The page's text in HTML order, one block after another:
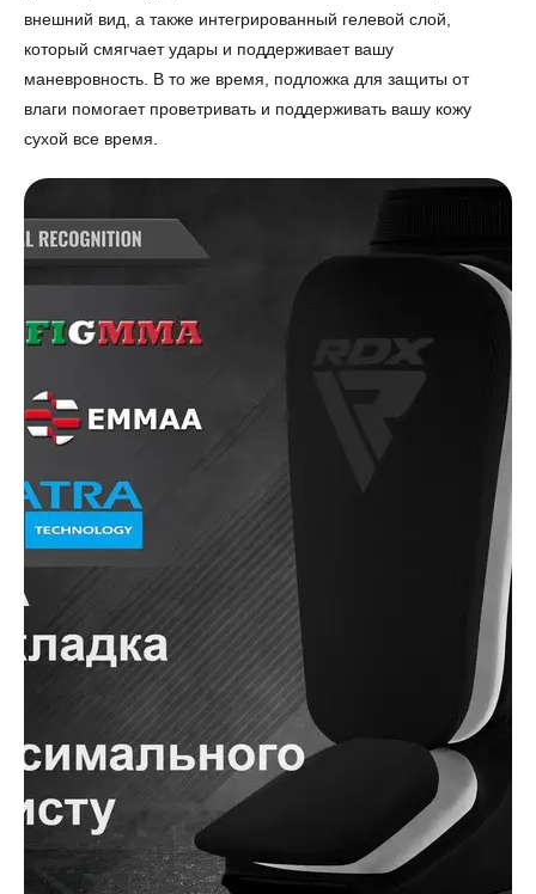
внешний вид, а также интегрированный гелевой слой,
который смягчает удары и поддерживает вашу
маневровность. В то же время, подложка для защиты от
влаги помогает проветривать и поддерживать вашу кожу
сухой все время.